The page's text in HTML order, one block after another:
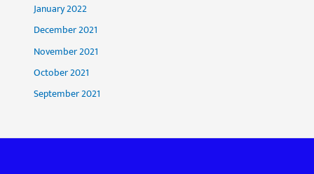
January 2022
December 2021
November 2021
October 2021
September 2021